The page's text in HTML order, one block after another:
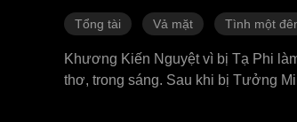
Tổng tài Vả mặt Tình một
Khương Kiến Nguyệt vì bị Tạ Phi
thơ, trong sáng. Sau khi bị Tưởng